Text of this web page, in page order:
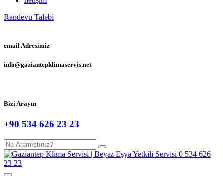
Randevu Talebi
email Adresimiz
info@gaziantepklimaservis.net
Bizi Arayın
+90 534 626 23 23